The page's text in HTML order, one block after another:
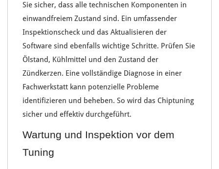
Sie sicher, dass alle technischen Komponenten in
einwandfreiem Zustand sind. Ein umfassender
Inspektionscheckund das Aktualisieren der
Software sind ebenfalls wichtige Schritte. Prüfen Sie
Ölstand, Kühlmittel und den Zustand der
Zündkerzen. Eine vollständige Diagnose in einer
Fachwerkstatt kann potenzielle Probleme
identifizieren und beheben. So wird das Chiptuning
sicher und effektiv durchgeführt.
Wartung und Inspektion vor dem
Tuning